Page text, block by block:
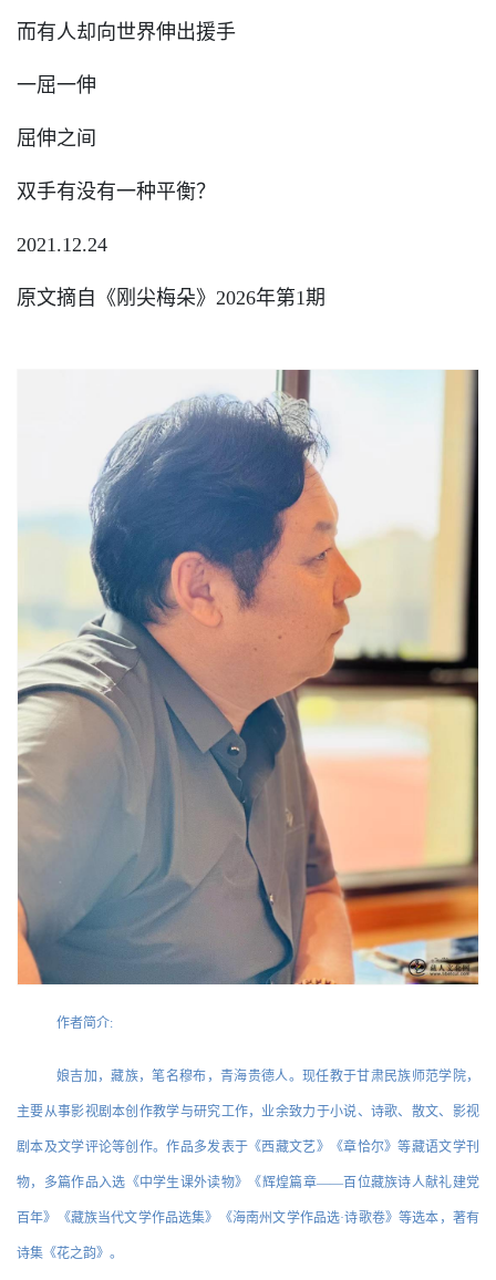
而有人却向世界伸出援手
一屈一伸
屈伸之间
双手有没有一种平衡？
2021.12.24
原文摘自《刚尖梅朵》2026年第1期
作者简介:
娘吉加，藏族，笔名穆布，青海贵德人。现任教于甘肃民族师范学院，
主要从事影视剧本创作教学与研究工作，业余致力于小说、诗歌、散文、影视
剧本及文学评论等创作。作品多发表于《西藏文艺》《章恰尔》等藏语文学刊
物，多篇作品入选《中学生课外读物》《辉煌篇章——百位藏族诗人献礼建党
百年》《藏族当代文学作品选集》《海南州文学作品选·诗歌卷》等选本，著有
诗集《花之韵》。